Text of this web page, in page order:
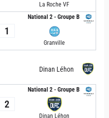
La Roche VF
National 2 - Groupe B
1
Granville
Dinan Léhon
National 2 - Groupe B
2
Dinan Léhon